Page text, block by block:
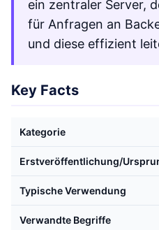
ein zentraler Server,
für Anfragen an
und diese effizient
Key Facts
Kategorie
Erstveröffentlichung/
Typische Verwendung
Verwandte Begriffe